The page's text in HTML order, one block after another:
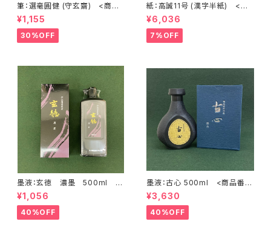
筆：選毫圓健 (守玄齋) <商品
番号1690>
¥1,155
30%OFF
紙：高誠11号 (漢字半紙) <商
品番号1201>
¥6,036
7%OFF
墨液：玄徳 濃墨 500ml <
商品番号1615>
¥1,056
40%OFF
墨液：古心 500ml <商品番号
1108>
¥3,630
40%OFF